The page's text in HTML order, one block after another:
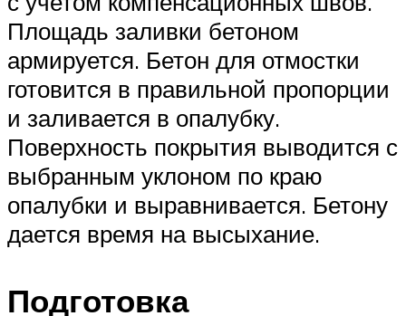
Площадь заливки бетоном
армируется. Бетон для отмостки
готовится в правильной пропорции
и заливается в опалубку.
Поверхность покрытия выводится с
выбранным уклоном по краю
опалубки и выравнивается. Бетону
дается время на высыхание.
Подготовка